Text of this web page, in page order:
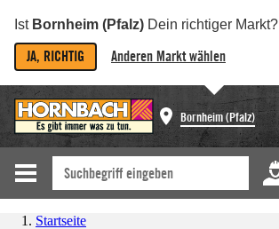
Ist Bornheim (Pfalz) Dein richtiger Markt?
JA, RICHTIG Anderen Markt wählen
Bornheim (Pfalz)
Startseite